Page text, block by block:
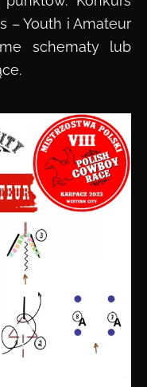
– Youth i Amateur
schematy lub